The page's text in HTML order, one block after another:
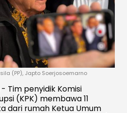
(PP), Japto Soerjosoemarno
Tim penyidik Komisi
(KPK) membawa 11
dari rumah Ketua Umum